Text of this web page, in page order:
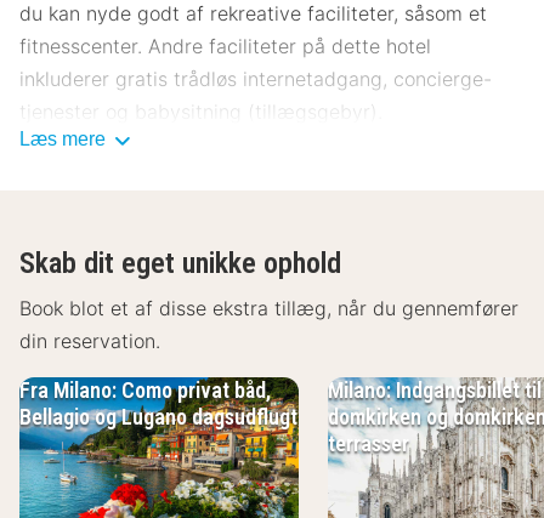
du kan nyde godt af rekreative faciliteter, såsom et
fitnesscenter. Andre faciliteter på dette hotel
inkluderer gratis trådløs internetadgang, concierge-
tjenester og babysitning (tillægsgebyr).
spise på stedets kaffebar/café eller blive på værelset,
hvor der er mulighed for roomservice (i et begrænset
antal timer). Afslut dagen med en drink eller to i
dagligt fra kl. 07.00 til kl. 10.00.
Overnatningsstedet lukkes fra den 14. august til den
22. august.
Læs mere
Skab dit eget unikke ophold
Book blot et af disse ekstra tillæg, når du gennemfører
din reservation.
Fra Milano: Como privat båd,
Bellagio og Lugano dagsudflugt
Milano: Indgangsbillet til
domkirken og
terrasser